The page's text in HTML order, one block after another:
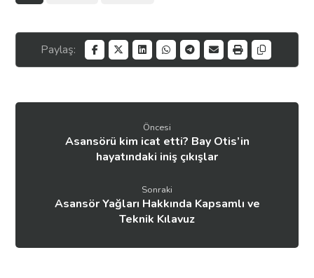
Öncesi
Asansörü kim icat etti? Bay Otis’in
hayatındaki iniş çıkışlar
Sonraki
Asansör Yağları Hakkında Kapsamlı ve
Teknik Kılavuz